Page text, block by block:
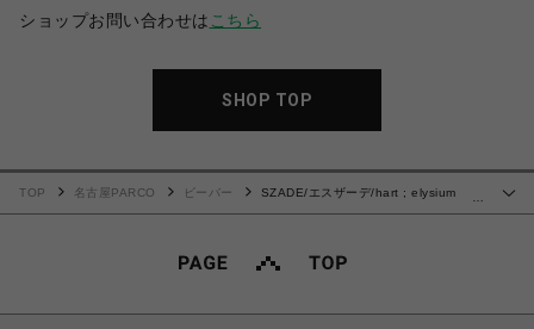
ショップお問い合わせは こちら
SHOP TOP
…
TOP 名古屋PARCO ビーバー
SZADE/エスザーデ/hart ; elysium